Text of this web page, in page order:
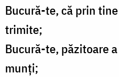
Bucură-te, că prin
trimite;
Bucură-te, păzitoare
munți;